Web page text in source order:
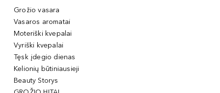
Grožio vasara
Vasaros aromatai
Moteriški kvepalai
Vyriški kvepalai
Tęsk įdegio dienas
Kelionių būtiniausieji
Beauty Storys